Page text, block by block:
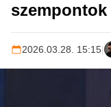
2026.03.28. 15:15|